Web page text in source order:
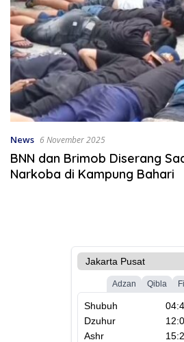
News 6 November 2025
BNN dan Brimob Diserang
Narkoba di Kampung Bahari